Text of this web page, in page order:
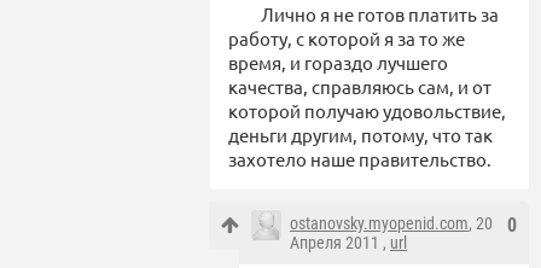
Лично я не готов платить за
работу, с которой я за то же
время, и гораздо лучшего
качества, справляюсь сам, и от
которой получаю удовольствие,
деньги другим, потому, что так
захотело наше правительство.
0
ostanovsky.myopenid.com, 20
Апреля 2011 , url